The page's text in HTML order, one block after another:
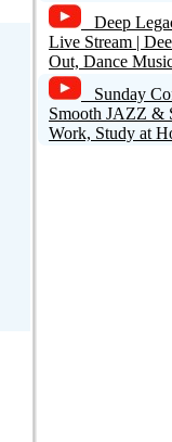
Deep
Live Stream |
Out, Dance
Sunday
Smooth JAZZ &
Work, Study at